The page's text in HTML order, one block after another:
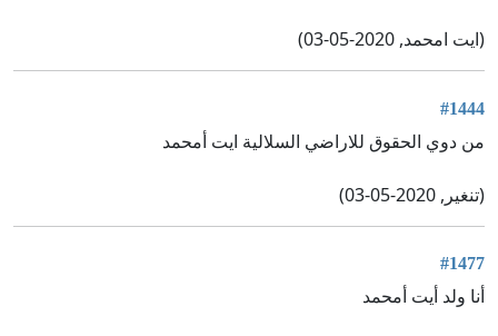
(ايت امحمد, 2020-05-03)
#1444
من دوي الحقوق للاراضي السلالية ايت أمحمد
(تنغير, 2020-05-03)
#1477
أنا ولد أيت أمحمد